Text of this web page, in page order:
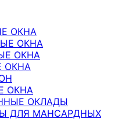
ОКНА
ОКНА
ОКНА
ОКНА
ОКНА
ОКЛАДЫ
ДЛЯ МАНСАРДНЫХ